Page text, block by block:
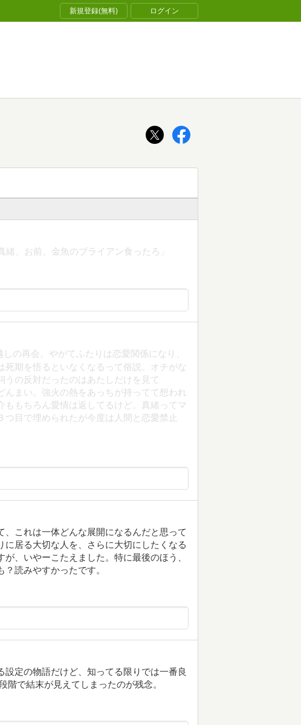
新規登録(無料) ログイン
、お前、金魚のブライアン食ったろ」
の再会。やがてふたりは恋愛関係になり、
期を悟るといなくなるって俗説。オチがな
の反対だったのはあたしだけを見て
まい。強火の熱をあっちが持ってて想われ
もちろん愛情は返してるけど。真緒ってマ
目で埋められたが今度は人間と恋愛禁止
これは一体どんな展開になるんだと思って
居る大切な人を、さらに大切にしたくなる
、いやーこたえました。特に最後のほう、
読みやすかったです。
定の物語だけど、知ってる限りでは一番良
で結末が見えてしまったのが残念。